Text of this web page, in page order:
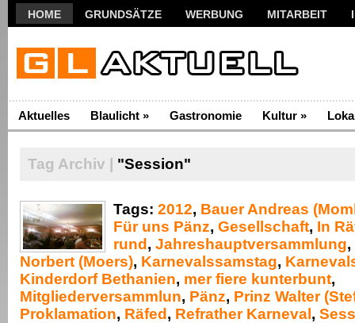
HOME GRUNDSÄTZE WERBUNG MITARBEIT
Aktuelles Blaulicht » Gastronomie Kultur »
Tag Archiv | "Session"
Tags: 2012, Bauer Andreas
Für uns Pänz, Gesellschaft, In
rund , Jahreshauptversammlung,
Norbert (Moers), Karnevalssamstag,
Kinderdorf Bethanien, mer fiere kunterbunt,
Mitgliederversammlun, Pänz, Prinz Walter
Proklamation, Räfed , Refrather Karneval ,